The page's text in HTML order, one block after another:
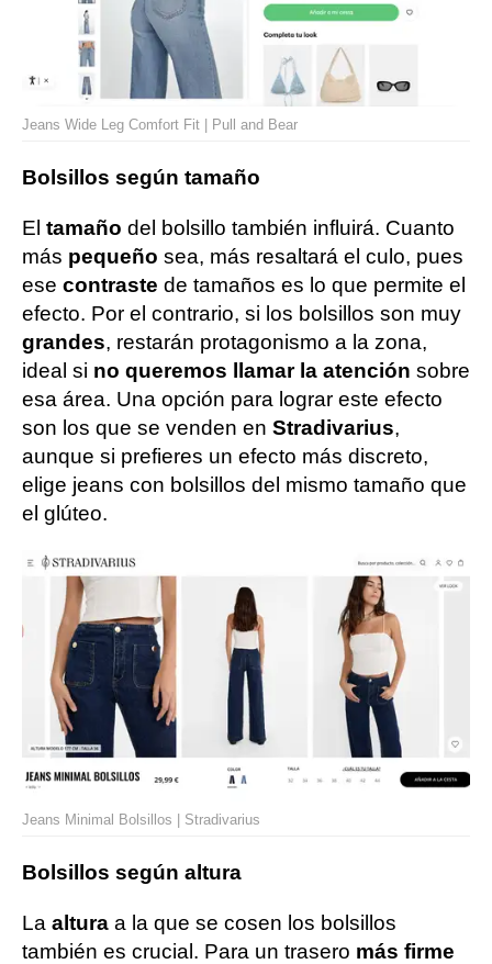
Jeans Wide Leg Comfort Fit | Pull and Bear
Bolsillos según tamaño
El tamaño del bolsillo también influirá. Cuanto
más pequeño sea, más resaltará el culo, pues
ese contraste de tamaños es lo que permite el
efecto. Por el contrario, si los bolsillos son muy
grandes, restarán protagonismo a la zona,
ideal si no queremos llamar la atención sobre
esa área. Una opción para lograr este efecto
son los que se venden en Stradivarius,
aunque si prefieres un efecto más discreto,
elige jeans con bolsillos del mismo tamaño que
el glúteo.
Jeans Minimal Bolsillos | Stradivarius
Bolsillos según altura
La altura a la que se cosen los bolsillos
también es crucial. Para un trasero más firme